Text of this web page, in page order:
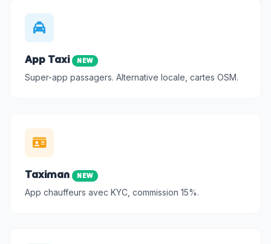
App Taxi NEW
Super-app passagers. Alternative locale, cartes OSM.
Taximan NEW
App chauffeurs avec KYC, commission 15%.